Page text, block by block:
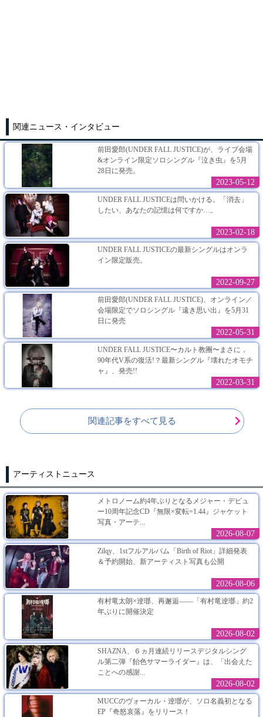
関連ニュース・インタビュー
前田愛郎(UNDER FALL JUSTICE)が、ライブ会場
&オンライン限定ソロシングル『泣き虫』を5月
28日に発売。
2023-05-12
UNDER FALL JUSTICEは問いかける。「消去」
したい、あなたの記憶は何ですか…。
2023-02-18
UNDER FALL JUSTICEの最新シングルはオンラ
イン限定販売。
2022-09-27
前田愛郎(UNDER FALL JUSTICE)、オンライン／
会場限定でソロシングル『遠き思い出』を5月31
日に発売
2022-05-31
UNDER FALL JUSTICE〜カルト教團〜まさに，
90年代V系の復活!？最新シングル『壊れたオモチ
ャ』、発売!!
2022-03-31
関連記事をすべて見る
アーティストニュース
メトロノーム約4年ぶりとなるメジャー・デビュ
ー10周年記念CD『無限×変転=1.44』ジャケット
写真・アーテ...
2026-08-07
Zilqy、1stフルアルバム「Birth of Riot」詳細発表
＆予約開始、新アーティスト写真も公開
2026-08-06
有村竜太朗×逹瑯、再邂逅――「有村竜逹瑯」約2
年ぶりに開催決定
2026-08-02
SHAZNA、６ヵ月連続リリースデジタルシング
ル第二弾『飴色サマーライダー』は、「出会えた
ことへの感謝...
2026-08-02
MUCCのヴォーカル・逹瑯が、ソロ名義初となる
EP『奇怒哀落』をリリース！